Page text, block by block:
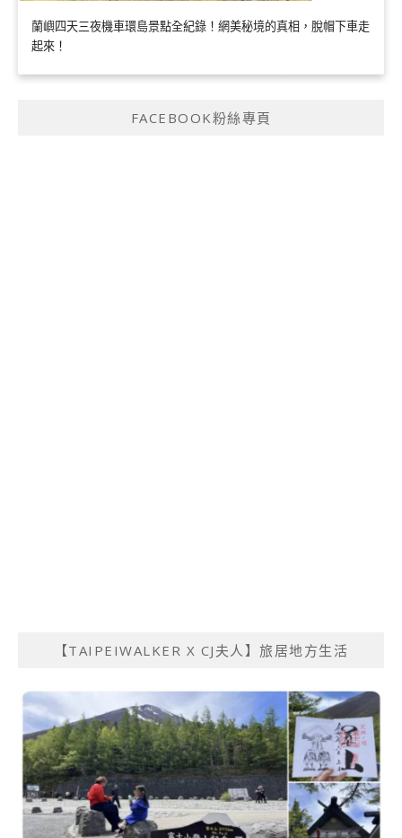
蘭嶼四天三夜機車環島景點全紀錄！網美秘境的真相，脫帽下車走
起來！
FACEBOOK粉絲專頁
【TAIPEIWALKER X CJ夫人】旅居地方生活